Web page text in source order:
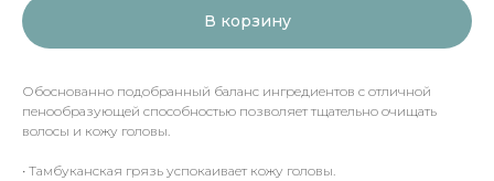
В корзину
Обоснованно подобранный баланс ингредиентов с отличной
пенообразующей способностью позволяет тщательно очищать
волосы и кожу головы.
• Тамбуканская грязь успокаивает кожу головы.